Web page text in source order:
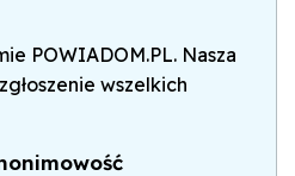
POWIADOM.PL. Nasza
wszelkich